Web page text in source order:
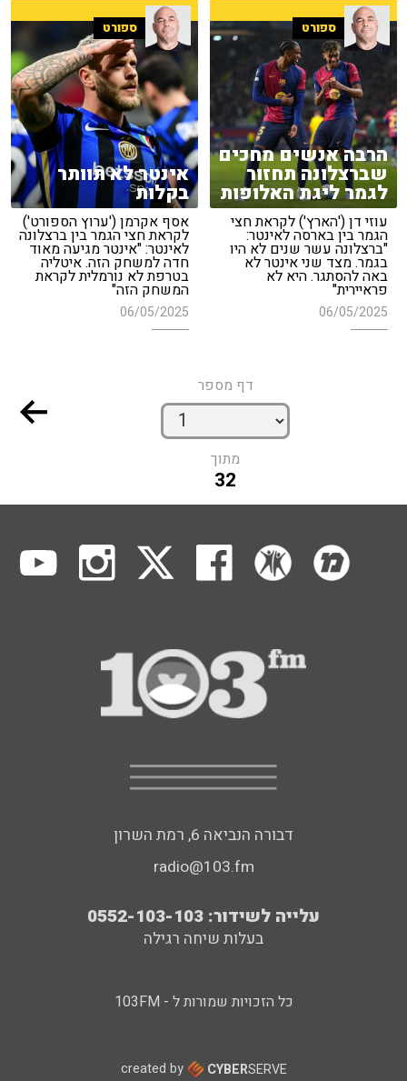
ספורט
הרבה אנשים מחכים
שברצלונה תחזור
לגמר ליגת האלופות
עוזי דן ('הארץ') לקראת חצי
הגמר בין בארסה לאינטר:
"ברצלונה עשר שנים לא היו
בגמר. מצד שני אינטר לא
באה להסתגר. היא לא
פראיירית"
06/05/2025
ספורט
אינטר לא תוותר
בקלות
אסף אקרמן ('ערוץ הספורט')
לקראת חצי הגמר בין ברצלונה
לאינטר: "אינטר מגיעה מאוד
חדה למשחק הזה. איטליה
בטרפת לא נורמלית לקראת
המשחק הזה"
06/05/2025
דף מספר
מתוך
32
דבורה הנביאה 6, רמת השרון
radio@103.fm
עלייה לשידור: 0552-103-103
בעלות שיחה רגילה
כל הזכויות שמורות ל - 103FM
created by CYBERSERVE